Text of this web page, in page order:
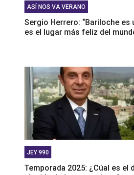
ASÍ NOS VA VERANO
Sergio Herrero: “Bariloche es
es el lugar más feliz del
JEY 990
Temporada 2025: ¿Cúal es el